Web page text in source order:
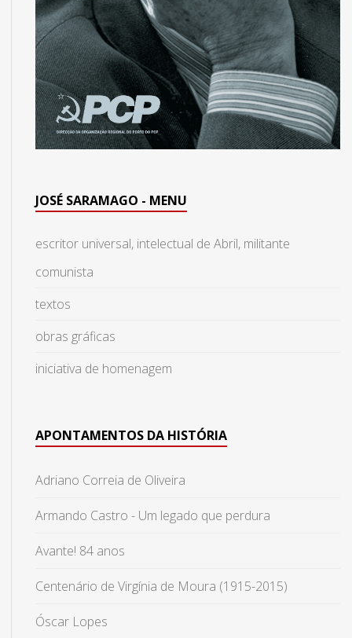
JOSÉ SARAMAGO - MENU
escritor universal, intelectual de Abril, militante
comunista
textos
obras gráficas
iniciativa de homenagem
APONTAMENTOS DA HISTÓRIA
Adriano Correia de Oliveira
Armando Castro - Um legado que perdura
Avante! 84 anos
Centenário de Virgínia de Moura (1915-2015)
Óscar Lopes